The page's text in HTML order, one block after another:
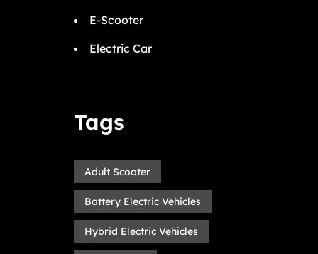
E-Scooter
Electric Car
Tags
Adult Scooter
Battery Electric Vehicles
Hybrid Electric Vehicles